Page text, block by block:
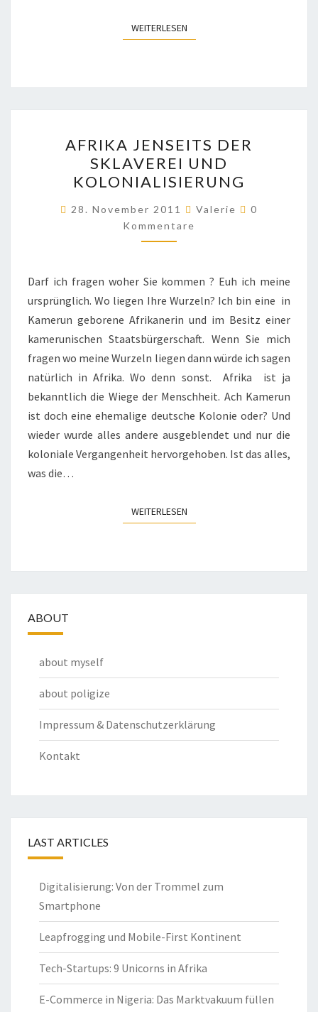
WEITERLESENWEITERLESEN
JENSEITS
DER
SKLAVEREI
UND
KOLONIALISIERUNG
AFRIKA JENSEITS DER
SKLAVEREI UND
KOLONIALISIERUNG
28. November 2011 Valerie Kommentare
0
Kommentare
Darf ich fragen woher Sie kommen ? Euh ich meine
ursprünglich. Wo liegen Ihre Wurzeln? Ich bin eine in
Kamerun geborene Afrikanerin und im Besitz einer
kamerunischen Staatsbürgerschaft. Wenn Sie mich
fragen wo meine Wurzeln liegen dann würde ich sagen
natürlich in Afrika. Wo denn sonst. Afrika ist ja
bekanntlich die Wiege der Menschheit. Ach Kamerun
ist doch eine ehemalige deutsche Kolonie oder? Und
wieder wurde alles andere ausgeblendet und nur die
koloniale Vergangenheit hervorgehoben. Ist das alles,
was die…
WEITERLESENWEITERLESEN
ABOUT
about myself
about poligize
Impressum & Datenschutzerklärung
Kontakt
LAST ARTICLES
Digitalisierung: Von der Trommel zum
Smartphone
Leapfrogging und Mobile-First Kontinent
Tech-Startups: 9 Unicorns in Afrika
E-Commerce in Nigeria: Das Marktvakuum füllen